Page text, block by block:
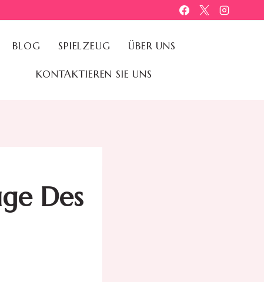
BLOG SPIELZEUG ÜBER UNS
KONTAKTIEREN SIE UNS
Des